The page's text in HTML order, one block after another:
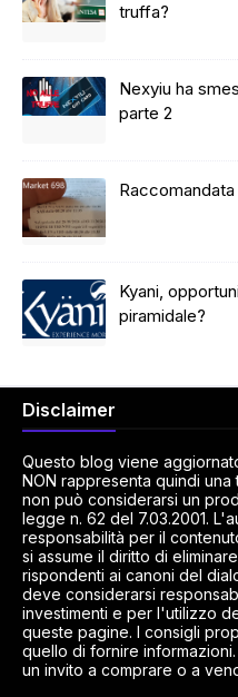
truffa?
Nexyiu ha
parte 2
Kyani,
piramidale?
Disclaimer
Questo blog viene
NON rappresenta quindi una
non può considerarsi un
legge n. 62 del 7.03.2001.
responsabilità per il
si assume il diritto di
rispondenti ai canoni del
deve considerarsi
investimenti e per l'utilizzo
queste pagine. I consigli
quello di fornire
un invito a comprare o a